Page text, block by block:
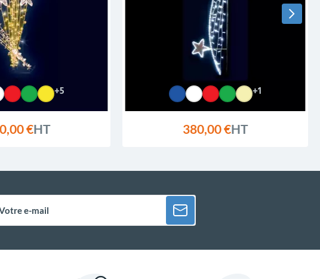
+5
€HT
+1
380,00 €HT